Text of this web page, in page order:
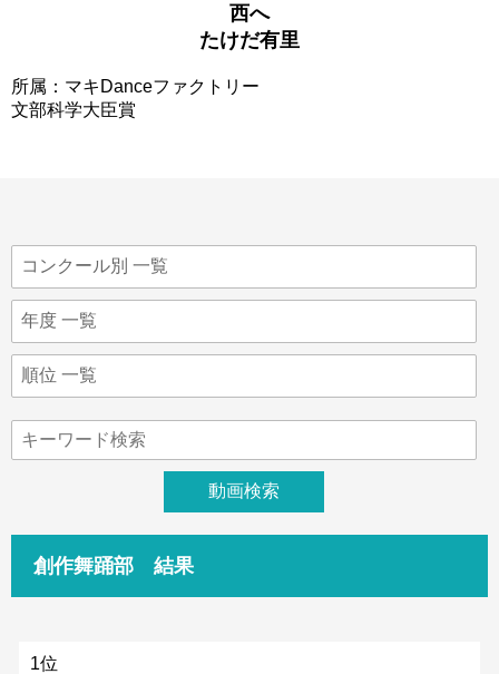
西へ
たけだ有里
所属：マキDanceファクトリー
文部科学大臣賞
創作舞踊部 結果
1位